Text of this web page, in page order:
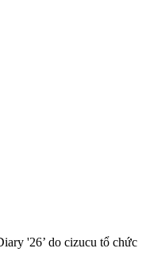
'26’ do cizucu tổ chức